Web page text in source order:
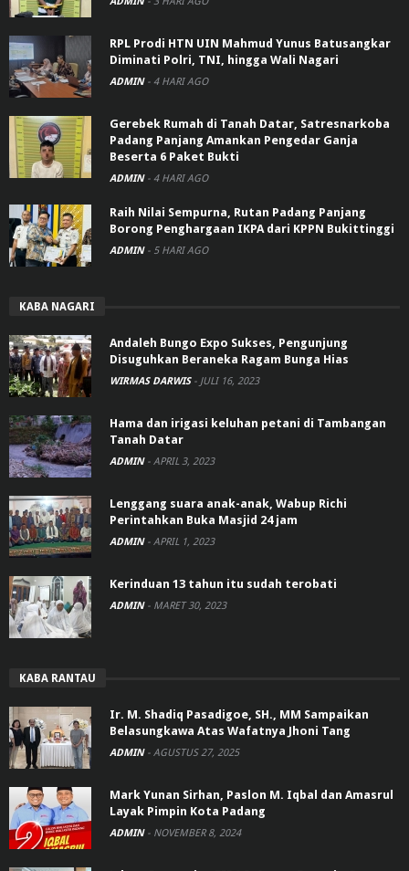
RPL Prodi HTN UIN Mahmud Yunus Batusangkar
Diminati Polri, TNI, hingga Wali Nagari
ADMIN - 4 HARI AGO
Gerebek Rumah di Tanah Datar, Satresnarkoba
Padang Panjang Amankan Pengedar Ganja
Beserta 6 Paket Bukti
ADMIN - 4 HARI AGO
Raih Nilai Sempurna, Rutan Padang Panjang
Borong Penghargaan IKPA dari KPPN Bukittinggi
ADMIN - 5 HARI AGO
KABA NAGARI
Andaleh Bungo Expo Sukses, Pengunjung
Disuguhkan Beraneka Ragam Bunga Hias
WIRMAS DARWIS - JULI 16, 2023
Hama dan irigasi keluhan petani di Tambangan
Tanah Datar
ADMIN - APRIL 3, 2023
Lenggang suara anak-anak, Wabup Richi
Perintahkan Buka Masjid 24 jam
ADMIN - APRIL 1, 2023
Kerinduan 13 tahun itu sudah terobati
ADMIN - MARET 30, 2023
KABA RANTAU
Ir. M. Shadiq Pasadigoe, SH., MM Sampaikan
Belasungkawa Atas Wafatnya Jhoni Tang
ADMIN - AGUSTUS 27, 2025
Mark Yunan Sirhan, Paslon M. Iqbal dan Amasrul
Layak Pimpin Kota Padang
ADMIN - NOVEMBER 8, 2024